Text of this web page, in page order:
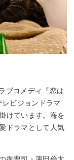
ブコメディ『恋は
ビジョンドラマ
けています。海を
ドラマとして人気